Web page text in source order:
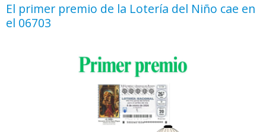
El primer premio de la Lotería del Niño cae en
el 06703